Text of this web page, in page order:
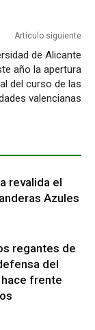
Artículo siguiente
de Alicante
año la apertura
del curso de las
valencianas
revalida el
Azules
regantes de
del
frente